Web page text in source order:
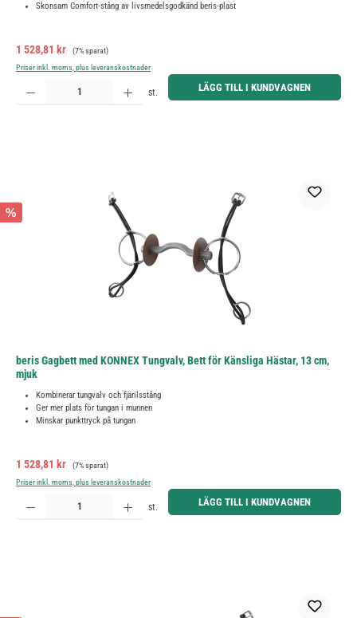
Skonsam Comfort-stång av livsmedelsgodkänd beris-plast
Försäljningspris:
1 528,81 kr Ordinarie pris:
(7% sparat)
Priser inkl. moms, plus leveranskostnader
Produktkvantitet: Ange önskat belopp eller använd knapparna för att öka eller minska kvantiteten.
st. LÄGG TILL I KUNDVAGNEN
%
beris Gagbett med KONNEX Tungvalv, Bett för Känsliga Hästar, 13 cm,
mjuk
Kombinerar tungvalv och fjärilsstång
Ger mer plats för tungan i munnen
Minskar punkttryck på tungan
Försäljningspris:
1 528,81 kr Ordinarie pris:
(7% sparat)
Priser inkl. moms, plus leveranskostnader
Produktkvantitet: Ange önskat belopp eller använd knapparna för att öka eller minska kvantiteten.
st. LÄGG TILL I KUNDVAGNEN